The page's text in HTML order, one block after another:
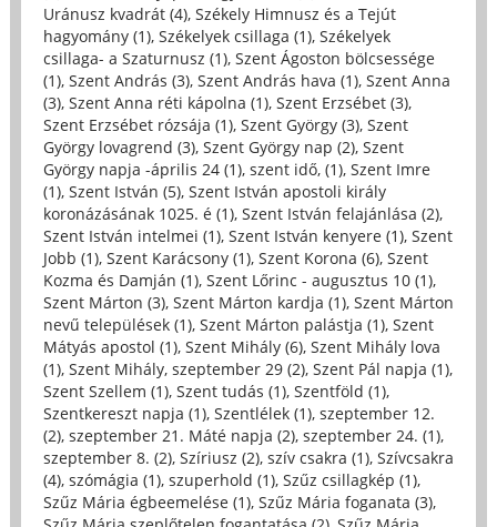
Uránusz kvadrát (4), Székely Himnusz és a Tejút
hagyomány (1), Székelyek csillaga (1), Székelyek
csillaga- a Szaturnusz (1), Szent Ágoston bölcsessége
(1), Szent András (3), Szent András hava (1), Szent Anna
(3), Szent Anna réti kápolna (1), Szent Erzsébet (3),
Szent Erzsébet rózsája (1), Szent György (3), Szent
György lovagrend (3), Szent György nap (2), Szent
György napja -április 24 (1), szent idő, (1), Szent Imre
(1), Szent István (5), Szent István apostoli király
koronázásának 1025. é (1), Szent István felajánlása (2),
Szent István intelmei (1), Szent István kenyere (1), Szent
Jobb (1), Szent Karácsony (1), Szent Korona (6), Szent
Kozma és Damján (1), Szent Lőrinc - augusztus 10 (1),
Szent Márton (3), Szent Márton kardja (1), Szent Márton
nevű települések (1), Szent Márton palástja (1), Szent
Mátyás apostol (1), Szent Mihály (6), Szent Mihály lova
(1), Szent Mihály, szeptember 29 (2), Szent Pál napja (1),
Szent Szellem (1), Szent tudás (1), Szentföld (1),
Szentkereszt napja (1), Szentlélek (1), szeptember 12.
(2), szeptember 21. Máté napja (2), szeptember 24. (1),
szeptember 8. (2), Szíriusz (2), szív csakra (1), Szívcsakra
(4), szómágia (1), szuperhold (1), Szűz csillagkép (1),
Szűz Mária égbeemelése (1), Szűz Mária foganata (3),